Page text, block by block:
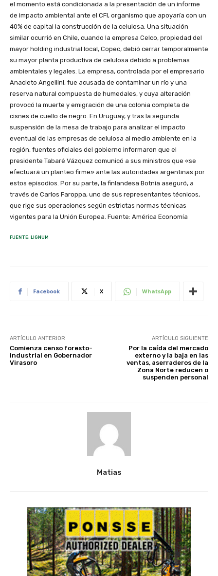
el momento está condicionada a la presentación de un informe
de impacto ambiental ante el CFI, organismo que apoyaría con un
40% de capital la construcción de la celulosa. Una situación
similar ocurrió en Chile, cuando la empresa Celco, propiedad del
mayor holding industrial local, Copec, debió cerrar temporalmente
su mayor planta productiva de celulosa debido a problemas
ambientales y legales. La empresa, controlada por el empresario
Anacleto Angellini, fue acusada de contaminar un río y una
reserva natural compuesta de humedales, y cuya alteración
provocó la muerte y emigración de una colonia completa de
cisnes de cuello de negro. En Uruguay, y tras la segunda
suspensión de la mesa de trabajo para analizar el impacto
eventual de las empresas de celulosa al medio ambiente en la
región, fuentes oficiales del gobierno informaron que el
presidente Tabaré Vázquez comunicó a sus ministros que «se
efectuará un planteo firme» ante las autoridades argentinas por
estos episodios. Por su parte, la finlandesa Botnia aseguró, a
través de Carlos Faroppa, uno de sus representantes técnicos,
que rige sus operaciones según estrictas normas técnicas
vigentes para la Unión Europea. Fuente: América Economía
FUENTE: LIGNUM
Facebook X WhatsApp
ARTÍCULO ANTERIOR
Comienza censo foresto-
industrial en Gobernador
Virasoro
ARTÍCULO SIGUIENTE
Por la caída del mercado
externo y la baja en las
ventas, aserraderos de la
Zona Norte reducen o
suspenden personal
Matias